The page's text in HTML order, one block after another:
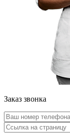
Заказ звонка